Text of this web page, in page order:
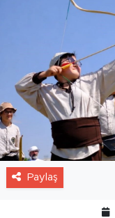
Paylaş